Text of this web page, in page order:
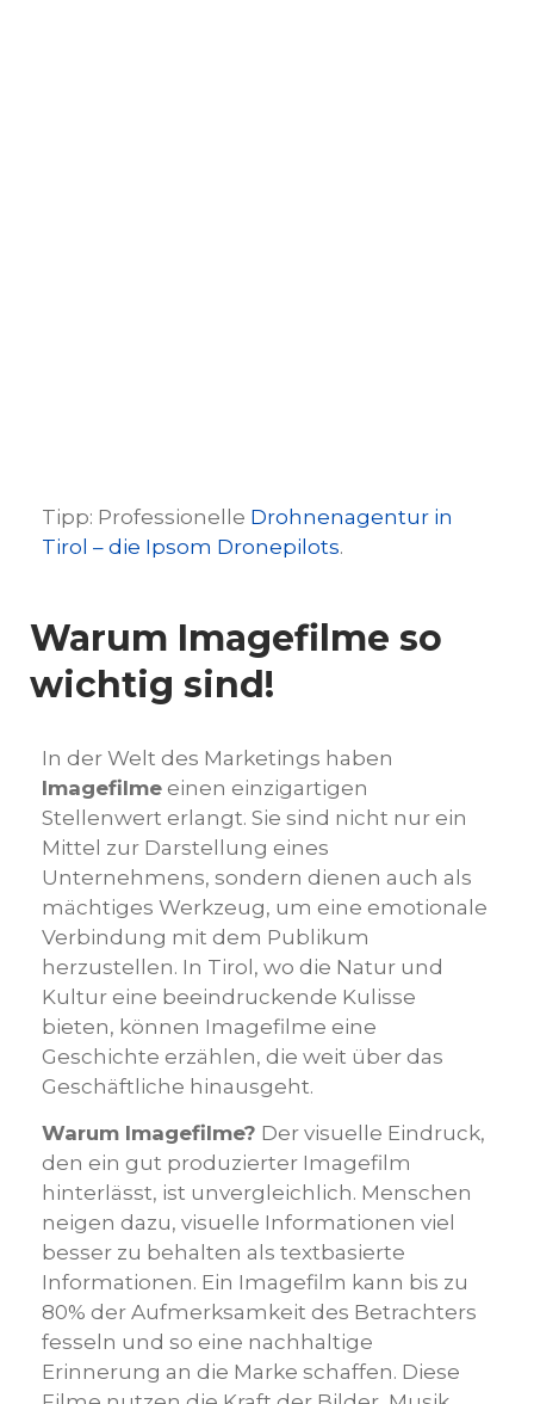
Tipp: Professionelle Drohnenagentur in
Tirol – die Ipsom Dronepilots.
Warum Imagefilme so
wichtig sind!
In der Welt des Marketings haben
Imagefilme einen einzigartigen
Stellenwert erlangt. Sie sind nicht nur ein
Mittel zur Darstellung eines
Unternehmens, sondern dienen auch als
mächtiges Werkzeug, um eine emotionale
Verbindung mit dem Publikum
herzustellen. In Tirol, wo die Natur und
Kultur eine beeindruckende Kulisse
bieten, können Imagefilme eine
Geschichte erzählen, die weit über das
Geschäftliche hinausgeht.
Warum Imagefilme? Der visuelle Eindruck,
den ein gut produzierter Imagefilm
hinterlässt, ist unvergleichlich. Menschen
neigen dazu, visuelle Informationen viel
besser zu behalten als textbasierte
Informationen. Ein Imagefilm kann bis zu
80% der Aufmerksamkeit des Betrachters
fesseln und so eine nachhaltige
Erinnerung an die Marke schaffen. Diese